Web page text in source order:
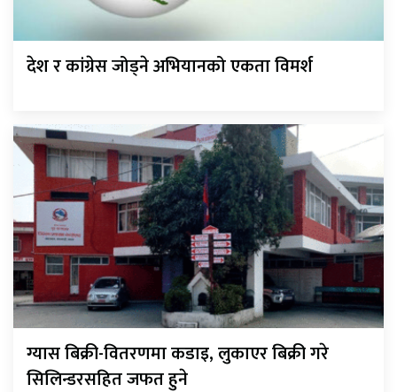
देश र कांग्रेस जोड्ने अभियानको एकता विमर्श
ग्यास बिक्री-वितरणमा कडाइ, लुकाएर बिक्री गरे
सिलिन्डरसहित जफत हुने